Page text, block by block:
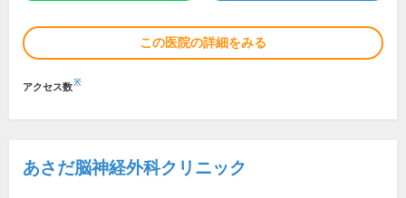
この医院の詳細をみる
アクセス数※
あさだ脳神経外科クリニック